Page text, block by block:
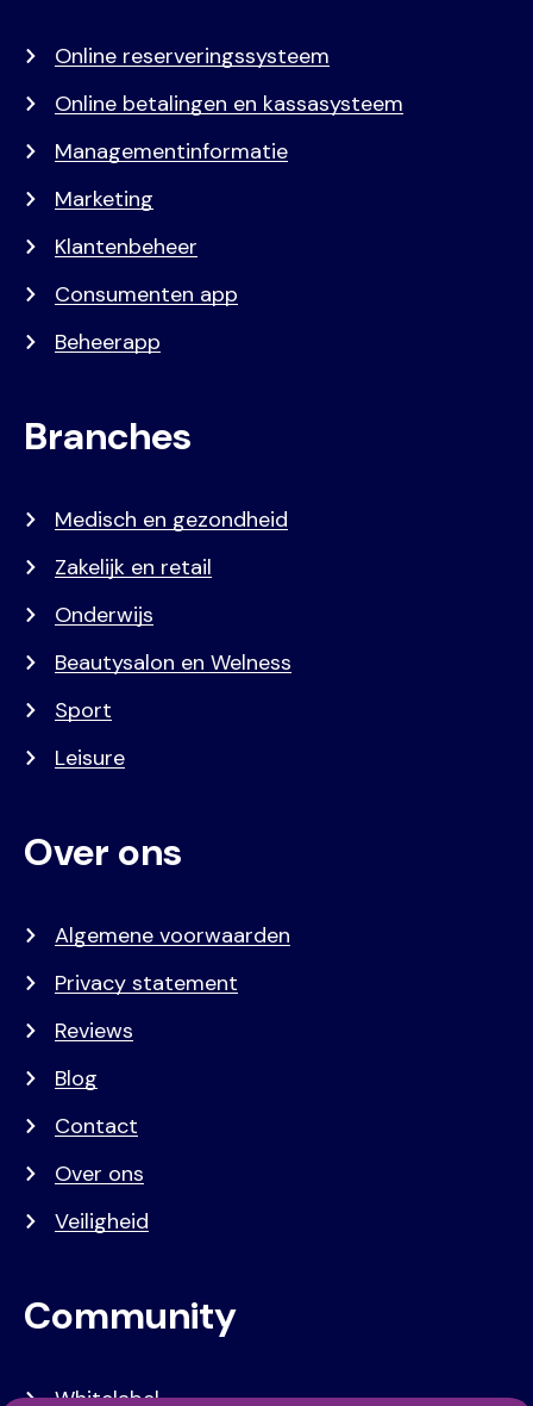
Online reserveringssysteem
Online betalingen en kassasysteem
Managementinformatie
Marketing
Klantenbeheer
Consumenten app
Beheerapp
Branches
Medisch en gezondheid
Zakelijk en retail
Onderwijs
Beautysalon en Welness
Sport
Leisure
Over ons
Algemene voorwaarden
Privacy statement
Reviews
Blog
Contact
Over ons
Veiligheid
Community
Whitelabel